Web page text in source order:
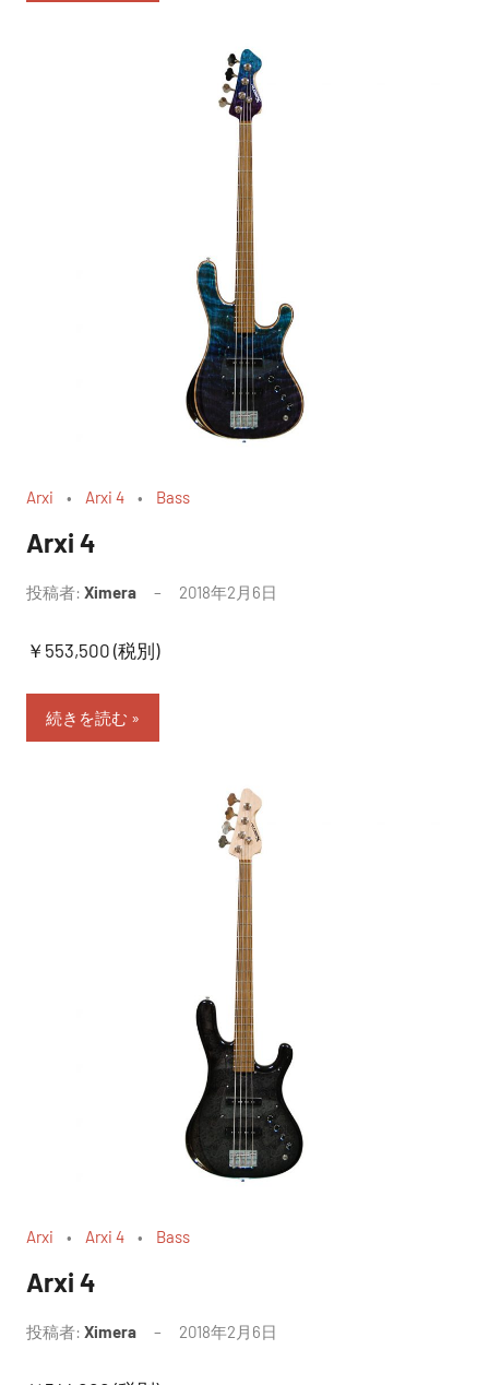
Arxi Arxi 4 Bass
Arxi 4
投稿者: Ximera 2018年2月6日
￥553,500 (税別)
続きを読む
Arxi Arxi 4 Bass
Arxi 4
投稿者: Ximera 2018年2月6日